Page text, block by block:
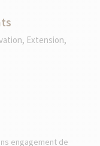
Extension,
engagement de